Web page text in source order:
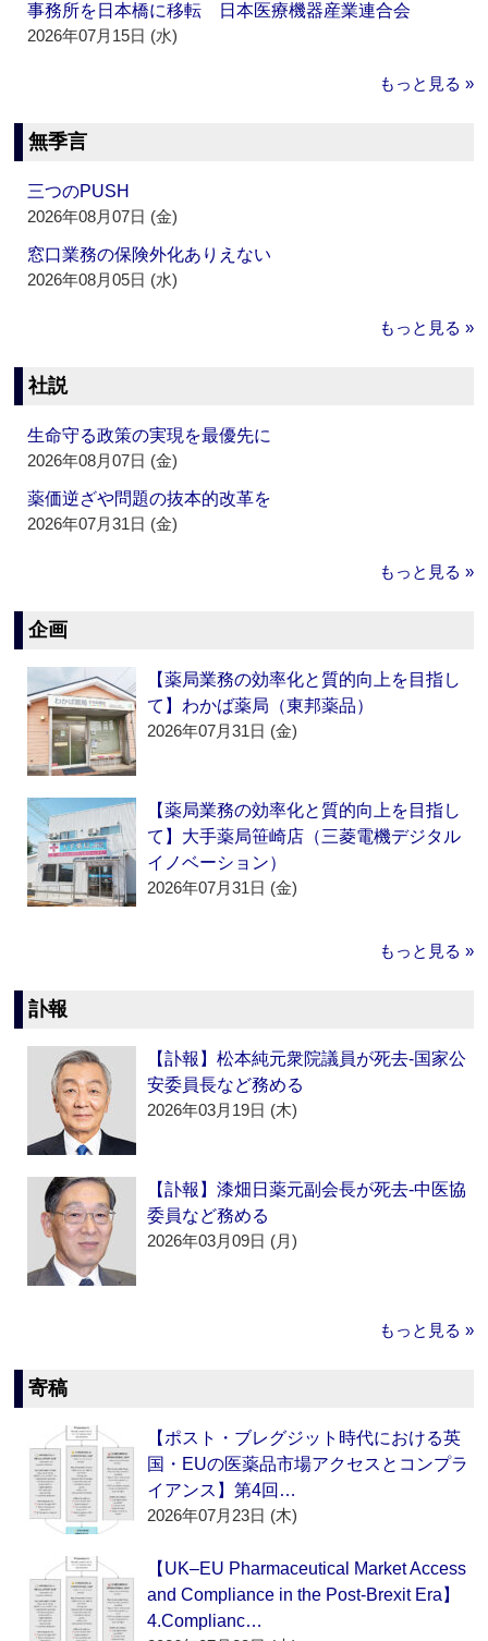
事務所を日本橋に移転 日本医療機器産業連合会
2026年07月15日 (水)
もっと見る »
無季言
三つのPUSH
2026年08月07日 (金)
窓口業務の保険外化ありえない
2026年08月05日 (水)
もっと見る »
社説
生命守る政策の実現を最優先に
2026年08月07日 (金)
薬価逆ざや問題の抜本的改革を
2026年07月31日 (金)
もっと見る »
企画
【薬局業務の効率化と質的向上を目指し
て】わかば薬局（東邦薬品）
2026年07月31日 (金)
【薬局業務の効率化と質的向上を目指し
て】大手薬局笹崎店（三菱電機デジタル
イノベーション）
2026年07月31日 (金)
もっと見る »
訃報
【訃報】松本純元衆院議員が死去‐国家公
安委員長など務める
2026年03月19日 (木)
【訃報】漆畑日薬元副会長が死去‐中医協
委員など務める
2026年03月09日 (月)
もっと見る »
寄稿
【ポスト・ブレグジット時代における英
国・EUの医薬品市場アクセスとコンプラ
イアンス】第4回…
2026年07月23日 (木)
【UK–EU Pharmaceutical Market Access
and Compliance in the Post-Brexit Era】
4.Complianc…